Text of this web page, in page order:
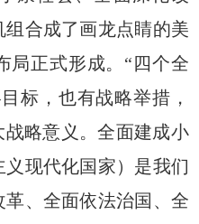
合成了画龙点睛的美
局正式形成。“四个全
标，也有战略举措，
略意义。全面建成小
现代化国家）是我们
、全面依法治国、全